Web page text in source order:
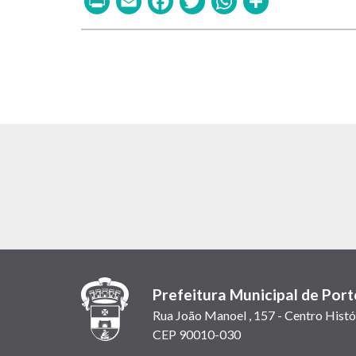
Prefeitura Municipal de
Rua João Manoel , 157 - Centro
CEP 90010-030